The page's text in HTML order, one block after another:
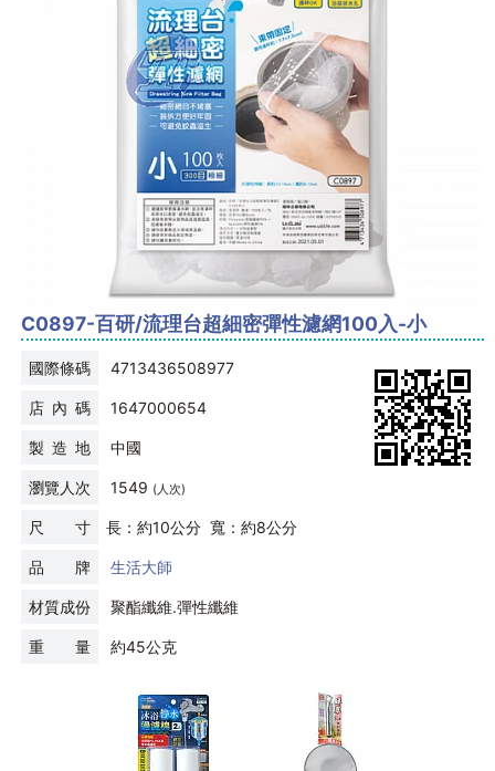
C0897-百研/流理台超細密彈性濾網100入-小
國際條碼 4713436508977
店 內 碼 1647000654
製 造 地 中國
瀏覽人次 1549 (人次)
尺 寸 長：約10公分 寬：約8公分
品 牌 生活大師
材質成份 聚酯纖維.彈性纖維
重 量 約45公克